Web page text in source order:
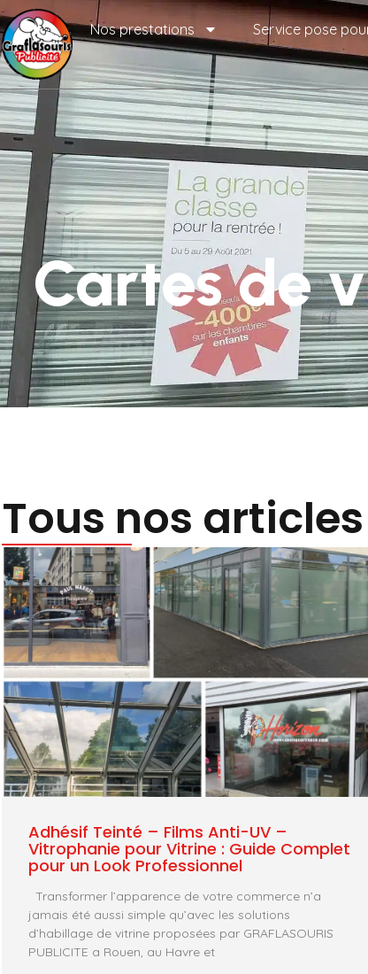
Nos prestations Service pose
Cartes de
Tous nos articles
Adhésif Teinté – Films Anti-UV –
Vitrophanie pour Vitrine : Guide Complet
pour un Look Professionnel
Transformer l’apparence de votre commerce n’a
jamais été aussi simple qu’avec les solutions
d’habillage de vitrine proposées par GRAFLASOURIS
PUBLICITE a Rouen, au Havre et